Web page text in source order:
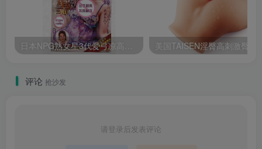
日本NPG熟女星3代爱弓凉高拟真度飞机杯使用体验测评报告
评论 抢沙发
请登录后发表评论